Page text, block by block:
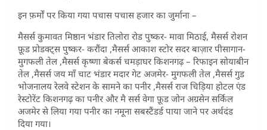
इन फ़र्मों पर किया गया पचास पचास हजार का जुर्माना –
मैसर्स कुमावत मिष्ठान भंडार तिलोरा रोड पुष्कर- मावा मिठाई, मैसर्स रोशन
फ़ूड प्रोडक्ट्स पुष्कर- करौंदा ,मैसर्स आकाश स्टोर सदर बाज़ार पीसागान-
मुगफली तेल ,मैसर्स कृष्णा बेकर्स चमड़ाघर किशनगढ़ – रिफाइन सोयाबीन
तेल ,मैसर्स जय माँ चाट भंडार मदार गेट अजमेर- मुगफली तेल ,मैसर्स गुड
भोजनालय रेलवे स्टेशन के सामने का पनीर ,मैसर्स राज चिड़िया होटल एंड
रेस्टोरेंट किशनगढ़ का पनीर और मै सर्स वेगा फ़ूड जोन अग्रसेन सर्किल
अजमेर से लिया गया पनीर का नमूना सबस्टैंडर्ड पाया जाने पर अर्थदंड
दिया गया।